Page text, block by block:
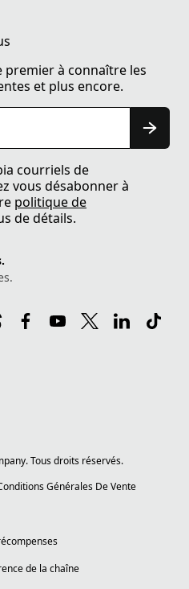
premier à connaître les
et plus encore.
courriels de
vous désabonner à
politique de
de détails.
Tous droits réservés.
Générales De Vente
de la chaîne